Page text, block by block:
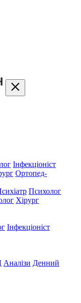
Інфекціоніст
Ортопед-
Психолог
Хірург
Інфекціоніст
Аналізи Денний